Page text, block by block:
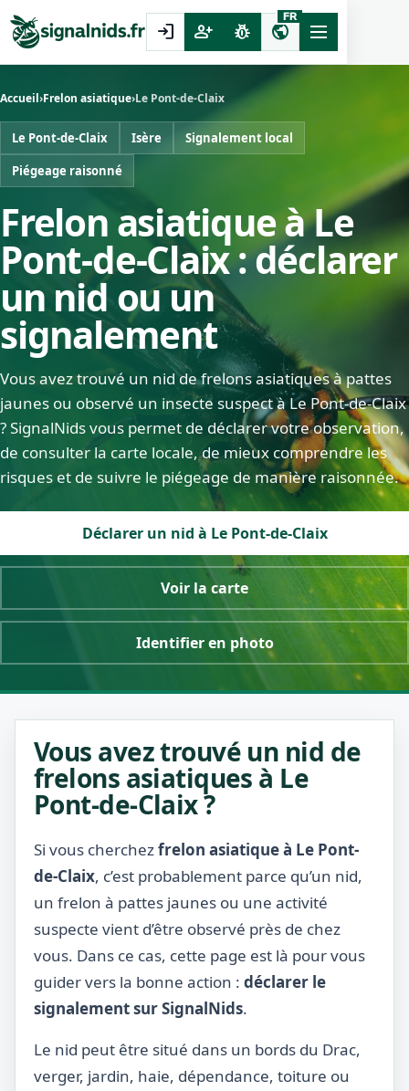
login person_add pest_control public
FR
Accueil›Frelon asiatique›Le Pont-de-Claix
Le Pont-de-Claix Isère
Signalement local
Piégeage raisonné
Frelon asiatique à Le
Pont-de-Claix : déclarer
un nid ou un
signalement
Vous avez trouvé un nid de frelons asiatiques à pattes
jaunes ou observé un insecte suspect à Le Pont-de-Claix
? SignalNids vous permet de déclarer votre observation,
de consulter la carte locale, de mieux comprendre les
risques et de suivre le piégeage de manière raisonnée.
Déclarer un nid à Le Pont-de-Claix
Voir la carte
Identifier en photo
Vous avez trouvé un nid de
frelons asiatiques à Le
Pont-de-Claix ?
Si vous cherchezfrelon asiatique à Le Pont-
de-Claix, c’est probablement parce qu’un nid,
un frelon à pattes jaunes ou une activité
suspecte vient d’être observé près de chez
vous. Dans ce cas, cette page est là pour vous
guider vers la bonne action : déclarer le
signalement sur SignalNids.
Le nid peut être situé dans un bords du Drac,
verger, jardin, haie, dépendance, toiture ou